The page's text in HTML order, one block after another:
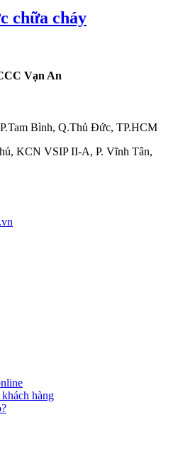
chữa cháy
Vạn An
Bình, Q.Thủ Đức, TP.HCM
KCN VSIP II-A, P. Vĩnh Tân,
hàng